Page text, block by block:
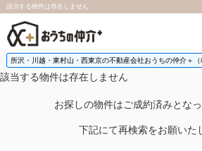
該当する物件は存在しません
所沢・川越・東村山・西東京の不動産会社おうちの仲介＋（
該当する物件は存在しません
お探しの物件はご成約済みとなっ
下記にて再検索をお願いた